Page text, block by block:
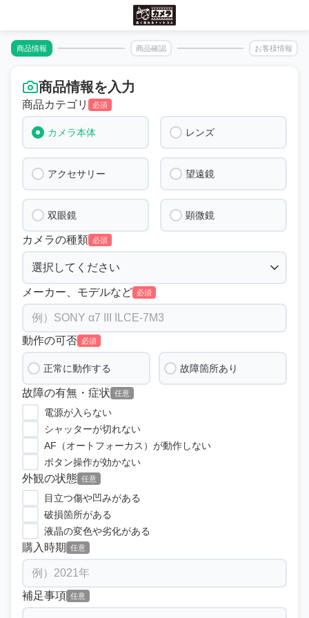
商品情報 商品確認 お客様情報
商品情報を入力
商品カテゴリ 必須
カメラ本体 レンズ
アクセサリー 望遠鏡
双眼鏡 顕微鏡
カメラの種類 必須
メーカー、モデルなど 必須
動作の可否 必須
正常に動作する 故障箇所あり
故障の有無・症状 任意
電源が入らない
シャッターが切れない
AF（オートフォーカス）が動作しない
ボタン操作が効かない
外観の状態 任意
目立つ傷や凹みがある
破損箇所がある
液晶の変色や劣化がある
購入時期 任意
補足事項 任意